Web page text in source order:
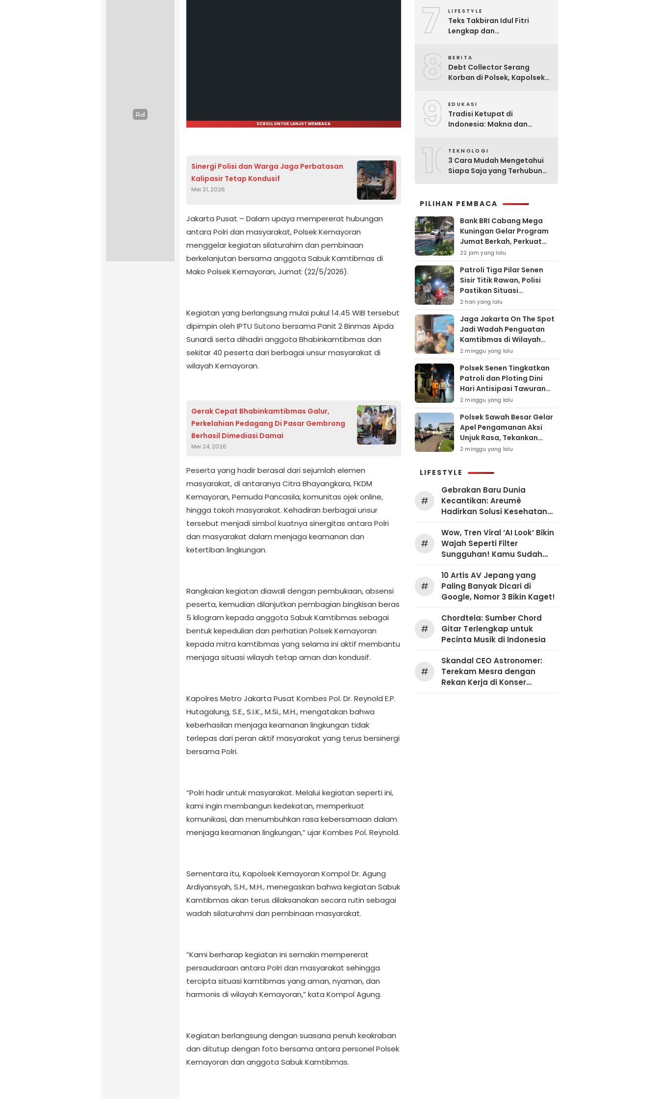
SCROLL UNTUK LANJUT MEMBACA
Sinergi Polisi dan Warga Jaga Perbatasan
Kalipasir Tetap Kondusif
Mei 21, 2026
Jakarta Pusat – Dalam upaya mempererat hubungan
antara Polri dan masyarakat, Polsek Kemayoran
menggelar kegiatan silaturahim dan pembinaan
berkelanjutan bersama anggota Sabuk Kamtibmas di
Mako Polsek Kemayoran, Jumat (22/5/2026).
Kegiatan yang berlangsung mulai pukul 14.45 WIB tersebut
dipimpin oleh IPTU Sutono bersama Panit 2 Binmas Aipda
Sunardi serta dihadiri anggota Bhabinkamtibmas dan
sekitar 40 peserta dari berbagai unsur masyarakat di
wilayah Kemayoran.
Gerak Cepat Bhabinkamtibmas Galur,
Perkelahian Pedagang Di Pasar Gembrong
Berhasil Dimediasi Damai
Mei 24, 2026
Peserta yang hadir berasal dari sejumlah elemen
masyarakat, di antaranya Citra Bhayangkara, FKDM
Kemayoran, Pemuda Pancasila, komunitas ojek online,
hingga tokoh masyarakat. Kehadiran berbagai unsur
tersebut menjadi simbol kuatnya sinergitas antara Polri
dan masyarakat dalam menjaga keamanan dan
ketertiban lingkungan.
Rangkaian kegiatan diawali dengan pembukaan, absensi
peserta, kemudian dilanjutkan pembagian bingkisan beras
5 kilogram kepada anggota Sabuk Kamtibmas sebagai
bentuk kepedulian dan perhatian Polsek Kemayoran
kepada mitra kamtibmas yang selama ini aktif membantu
menjaga situasi wilayah tetap aman dan kondusif.
Kapolres Metro Jakarta Pusat Kombes Pol. Dr. Reynold E.P.
Hutagalung, S.E., S.I.K., M.Si., M.H., mengatakan bahwa
keberhasilan menjaga keamanan lingkungan tidak
terlepas dari peran aktif masyarakat yang terus bersinergi
bersama Polri.
“Polri hadir untuk masyarakat. Melalui kegiatan seperti ini,
kami ingin membangun kedekatan, memperkuat
komunikasi, dan menumbuhkan rasa kebersamaan dalam
menjaga keamanan lingkungan,” ujar Kombes Pol. Reynold.
Sementara itu, Kapolsek Kemayoran Kompol Dr. Agung
Ardiyansyah, S.H., M.H., menegaskan bahwa kegiatan Sabuk
Kamtibmas akan terus dilaksanakan secara rutin sebagai
wadah silaturahmi dan pembinaan masyarakat.
“Kami berharap kegiatan ini semakin mempererat
persaudaraan antara Polri dan masyarakat sehingga
tercipta situasi kamtibmas yang aman, nyaman, dan
harmonis di wilayah Kemayoran,” kata Kompol Agung.
Kegiatan berlangsung dengan suasana penuh keakraban
dan ditutup dengan foto bersama antara personel Polsek
Kemayoran dan anggota Sabuk Kamtibmas.
7 LIFESTYLE
Teks Takbiran Idul Fitri
Lengkap dan
8 BERITA
Debt Collector Serang
Korban di Polsek, Kapolsek
9 EDUKASI
Tradisi Ketupat di
Indonesia: Makna dan
10TEKNOLOGI
3 Cara Mudah Mengetahui
Siapa Saja yang Terhubung
PILIHAN PEMBACA
Bank BRI Cabang Mega
Kuningan Gelar Program
Jumat Berkah, Perkuat
Komitmen untuk Saling
Berbagai
22 jam yang lalu
Patroli Tiga Pilar Senen
Sisir Titik Rawan, Polisi
Pastikan Situasi
Kamtibmas Kondusif
2 hari yang lalu
Jaga Jakarta On The Spot
Jadi Wadah Penguatan
Kamtibmas di Wilayah
Kampung Bali
2 minggu yang lalu
Polsek Senen Tingkatkan
Patroli dan Ploting Dini
Hari Antisipasi Tawuran
serta Gangguan
Kamtibmas
2 minggu yang lalu
Polsek Sawah Besar Gelar
Apel Pengamanan Aksi
Unjuk Rasa, Tekankan
Pelayanan Humanis dan
2 minggu yang lalu
LIFESTYLE
#
Gebrakan Baru Dunia
Kecantikan: Areumè
Hadirkan Solusi Kesehatan
#
Wow, Tren Viral ‘AI Look’ Bikin
Wajah Seperti Filter
Sungguhan! Kamu Sudah
#
10 Artis AV Jepang yang
Paling Banyak Dicari di
Google, Nomor 3 Bikin Kaget!
#
Chordtela: Sumber Chord
Gitar Terlengkap untuk
Pecinta Musik di Indonesia
#
Skandal CEO Astronomer:
Terekam Mesra dengan
Rekan Kerja di Konser